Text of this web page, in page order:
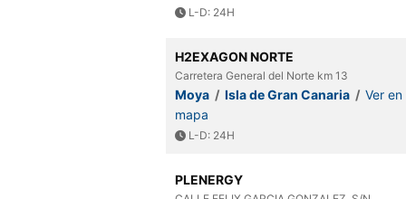
L-D: 24H
H2EXAGON NORTE
Carretera General del Norte km 13
Moya / Isla de Gran Canaria / Ver en
mapa
L-D: 24H
PLENERGY